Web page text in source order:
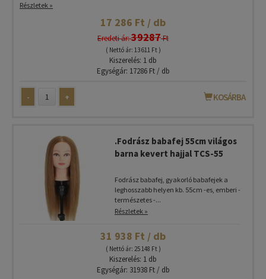
Részletek »
17 286 Ft / db
Eredeti ár:39287Ft
( Nettó ár: 13 611 Ft )
Kiszerelés: 1 db
Egységár: 17286 Ft / db
- + KOSÁRBA
.Fodrász babafej 55cm világos
barna kevert hajjal TCS-55
Fodrász babafej, gyakorló babafejek a
leghosszabb helyen kb. 55cm -es, emberi -
természetes -...
Részletek »
31 938 Ft / db
( Nettó ár: 25 148 Ft )
Kiszerelés: 1 db
Egységár: 31938 Ft / db